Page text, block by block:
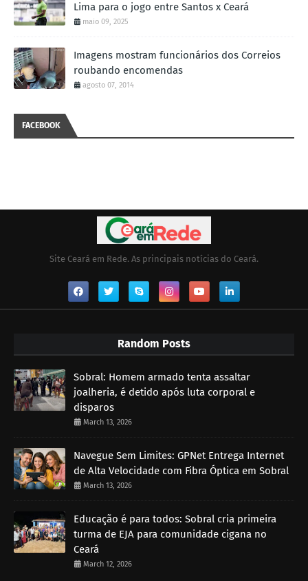
Lima para o jogo entre Santos x Ceará
maio 09, 2025
Imagens mostram funcionários dos Correios
roubando encomendas
agosto 07, 2014
FACEBOOK
Site Ceará em Rede. As principais notícias do Ceará.
Random Posts
Sobral: Homem armado tenta assaltar
joalheria, é detido após luta corporal e
disparos
March 13, 2026
Navegue Sem Limites: GPNet Entrega Internet
de Alta Velocidade com Fibra Óptica em Sobral
March 13, 2026
Educação é para todos: Sobral cria primeira
turma de EJA para comunidade cigana no
Ceará
March 12, 2026